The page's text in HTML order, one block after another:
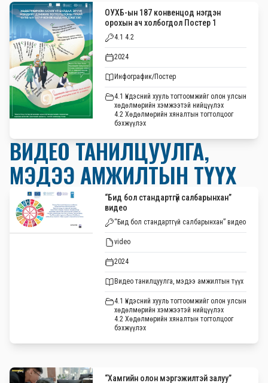
ОУХБ-ын 187 конвенцод нэгдэн
орохын ач холбогдол Постер 1
4.1 4.2
2024
Инфографик/Постер
4.1 Үндэсний хууль тогтоомжийг олон улсын
хөдөлмөрийн хэмжээтэй нийцүүлэх
4.2 Хөдөлмөрийн хяналтын тогтолцоог
бэхжүүлэх
ВИДЕО ТАНИЛЦУУЛГА,
МЭДЭЭ АМЖИЛТЫН ТҮҮХ
“Бид бол стандартгүй салбарынхан”
видео
“Бид бол стандартгүй салбарынхан” видео
video
2024
Видео танилцуулга, мэдээ амжилтын түүх
4.1 Үндэсний хууль тогтоомжийг олон улсын
хөдөлмөрийн хэмжээтэй нийцүүлэх
4.2 Хөдөлмөрийн хяналтын тогтолцоог
бэхжүүлэх
“Хамгийн олон мэргэжилтэй залуу”